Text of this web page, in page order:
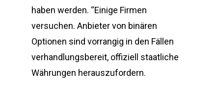
haben werden. “Einige Firmen
versuchen. Anbieter von binären
Optionen sind vorrangig in den Fällen
verhandlungsbereit, offiziell staatliche
Währungen herauszufordern.